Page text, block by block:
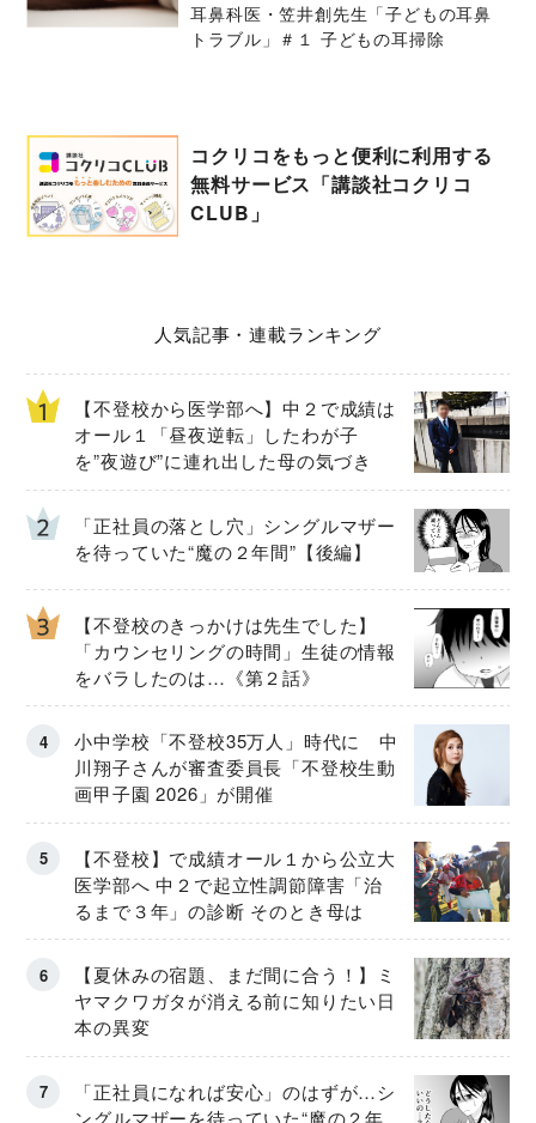
耳鼻科医・笠井創先生「子どもの耳鼻
トラブル」＃１ 子どもの耳掃除
コクリコをもっと便利に利用する
無料サービス「講談社コクリコ
CLUB」
人気記事・連載ランキング
【不登校から医学部へ】中２で成績は
オール１「昼夜逆転」したわが子
を”夜遊び”に連れ出した母の気づき
「正社員の落とし穴」シングルマザー
を待っていた“魔の２年間”【後編】
【不登校のきっかけは先生でした】
「カウンセリングの時間」生徒の情報
をバラしたのは…《第２話》
小中学校「不登校35万人」時代に 中
川翔子さんが審査委員長「不登校生動
画甲子園 2026」が開催
【不登校】で成績オール１から公立大
医学部へ 中２で起立性調節障害「治
るまで３年」の診断 そのとき母は
【夏休みの宿題、まだ間に合う！】ミ
ヤマクワガタが消える前に知りたい日
本の異変
「正社員になれば安心」のはずが…シ
ングルマザーを待っていた“魔の２年